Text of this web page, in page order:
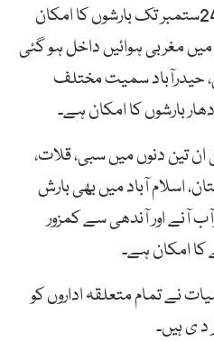
مختلف شہروں میں 22سے 24ستمبر تک بارشوں کا امکان
مغربی ہوائیں داخل ہو گئی
حیدرآباد سمیت مختلف
بارشوں کا امکان ہے۔
تین دنوں میں سبی، قلات،
اسلام آباد میں بھی بارش
آنے اور آندھی سے کمزور
کا امکان ہے۔
نے تمام متعلقہ اداروں کو
د ی ہیں۔